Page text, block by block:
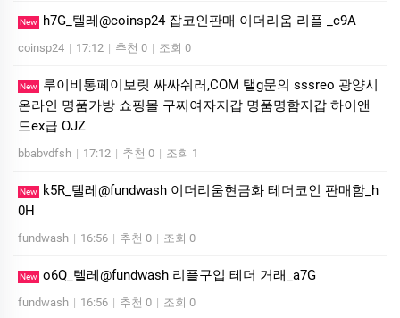
New h7G_텔레@coinsp24 잡코인판매 이더리움 리플 _c9A
coinsp24 | 17:12 | 추천 0 | 조회 0
New
루이비통페이보릿 싸싸숴러,COM 탤g문의 sssreo 광양시
온라인 명품가방 쇼핑몰 구찌여자지갑 명품명함지갑 하이앤
드ex급 OJZ
bbabvdfsh | 17:12 | 추천 0 | 조회 1
New
k5R_텔레@fundwash 이더리움현금화 테더코인 판매함_h
0H
fundwash | 16:56 | 추천 0 | 조회 0
New o6Q_텔레@fundwash 리플구입 테더 거래_a7G
fundwash | 16:56 | 추천 0 | 조회 0